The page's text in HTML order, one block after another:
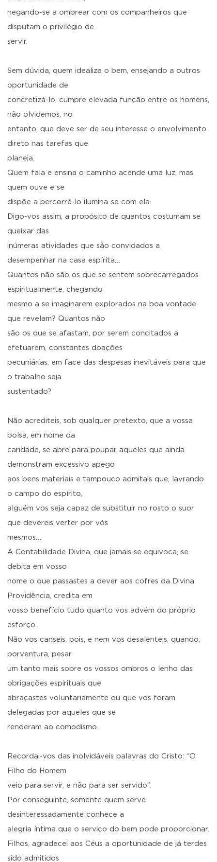
negando-se a ombrear com os companheiros que
disputam o privilégio de
servir.
Sem dúvida, quem idealiza o bem, ensejando a outros
oportunidade de
concretizá-lo, cumpre elevada função entre os homens,
não olvidemos, no
entanto, que deve ser de seu interesse o envolvimento
direto nas tarefas que
planeja.
Quem fala e ensina o caminho acende uma luz, mas
quem ouve e se
dispõe a percorrê-lo ilumina-se com ela.
Digo-vos assim, a propósito de quantos costumam se
queixar das
inúmeras atividades que são convidados a
desempenhar na casa espírita…
Quantos não são os que se sentem sobrecarregados
espiritualmente, chegando
mesmo a se imaginarem explorados na boa vontade
que revelam? Quantos não
são os que se afastam, por serem concitados a
efetuarem, constantes doações
pecuniárias, em face das despesas inevitáveis para que
o trabalho seja
sustentado?
Não acrediteis, sob qualquer pretexto, que a vossa
bolsa, em nome da
caridade, se abre para poupar aqueles que ainda
demonstram excessivo apego
aos bens materiais e tampouco admitais que, lavrando
o campo do espírito,
alguém vos seja capaz de substituir no rosto o suor
que devereis verter por vós
mesmos…
A Contabilidade Divina, que jamais se equivoca, se
debita em vosso
nome o que passastes a dever aos cofres da Divina
Providência, credita em
vosso benefício tudo quanto vos advém do próprio
esforço.
Não vos canseis, pois, e nem vos desalenteis, quando,
porventura, pesar
um tanto mais sobre os vossos ombros o lenho das
obrigações espirituais que
abraçastes voluntariamente ou que vos foram
delegadas por aqueles que se
renderam ao comodismo.
Recordai-vos das inolvidáveis palavras do Cristo: “O
Filho do Homem
veio para servir, e não para ser servido”.
Por conseguinte, somente quem serve
desinteressadamente conhece a
alegria íntima que o serviço do bem pode proporcionar.
Filhos, agradecei aos Céus a oportunidade de já terdes
sido admitidos